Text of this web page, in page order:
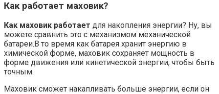
Как работает маховик?
Как маховик работает для накопления энергии? Ну, вы
можете сравнить это с механизмом механической
батареи.В то время как батарея хранит энергию в
химической форме, маховик сохраняет мощность в
форме движения или кинетической энергии, чтобы быть
точным.
Маховик сможет накапливать больше энергии, если он